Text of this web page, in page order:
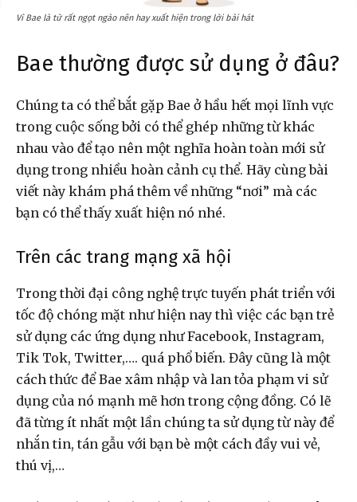
Vì Bae là từ rất ngọt ngào nên hay xuất hiện trong lời bài hát
Bae thường được sử dụng ở đâu?
Chúng ta có thể bắt gặp Bae ở hầu hết mọi lĩnh vực
trong cuộc sống bởi có thể ghép những từ khác
nhau vào để tạo nên một nghĩa hoàn toàn mới sử
dụng trong nhiều hoàn cảnh cụ thể. Hãy cùng bài
viết này khám phá thêm về những “nơi” mà các
bạn có thể thấy xuất hiện nó nhé.
Trên các trang mạng xã hội
Trong thời đại công nghệ trực tuyến phát triển với
tốc độ chóng mặt như hiện nay thì việc các bạn trẻ
sử dụng các ứng dụng như Facebook, Instagram,
Tik Tok, Twitter,…. quá phổ biến. Đây cũng là một
cách thức để Bae xâm nhập và lan tỏa phạm vi sử
dụng của nó mạnh mẽ hơn trong cộng đồng. Có lẽ
đã từng ít nhất một lần chúng ta sử dụng từ này để
nhắn tin, tán gẫu với bạn bè một cách đầy vui vẻ,
thú vị,…